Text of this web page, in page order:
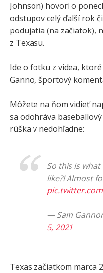
Johnson) hovorí o
odstupov celý ďalší rok
podujatia (na začiatok),
z Texasu.
Ide o fotku z videa,
Ganno, športový
Môžete na ňom vidieť
sa odohráva
rúška v nedohľadne:
So this is
like?! Almost
— Sam
5, 2021
Texas začiatkom marca